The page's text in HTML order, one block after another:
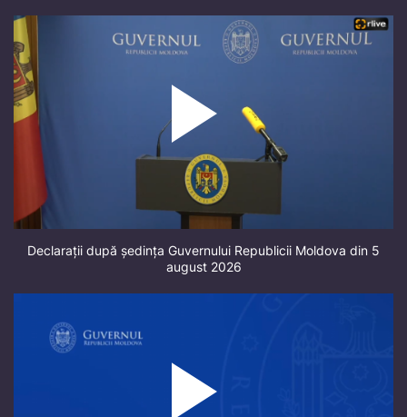
Declarații după ședința Guvernului Republicii Moldova din 5
august 2026